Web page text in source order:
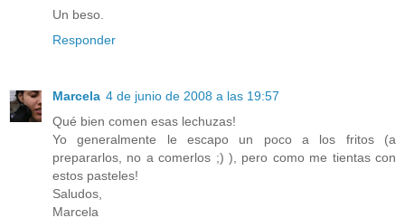
Un beso.
Responder
Marcela 4 de junio de 2008 a las 19:57
Qué bien comen esas lechuzas!
Yo generalmente le escapo un poco a los fritos (a
prepararlos, no a comerlos ;) ), pero como me tientas con
estos pasteles!
Saludos,
Marcela